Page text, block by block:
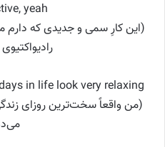
yeah
(این کارِ سمی و جدیدی که دارم
in life look very relaxing
(من واقعاً سخت‌ترین روزای